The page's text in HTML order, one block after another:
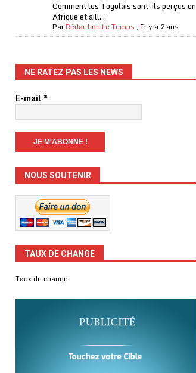
Comment les Togolais sont-ils perçus en
Afrique et aill...
ParRédaction Le Temps , Il y a 2 ans
NE RATEZ PAS LES NEWS
E-mail*
NOUS SOUTENIR
TAUX DE CHANGE
Taux de change